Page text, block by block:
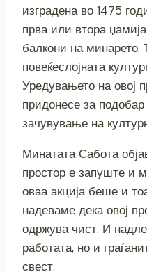
изградена во 1475
прва или втора
балкони на минарето.
повеќеслојната
Уредувањето на овој
придонесе за
зачувување на
Минатата Сабота
простор е запуште и
оваа акција беше и
надеваме дека овој
одржува чист. И
работата, но и
свест.